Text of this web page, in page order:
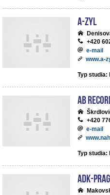
A-ZYL
+420
e-mail
www.a-
Typ studia:
AB
+420
e-mail
Typ studia:
ADK-